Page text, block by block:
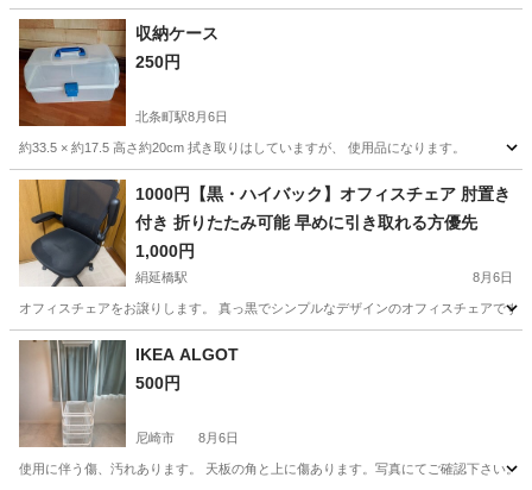
収納ケース
250円
北条町駅8月6日
約33.5 × 約17.5 高さ約20cm 拭き取りはしていますが、 使用品になります。
兵庫 加西市 北条町駅 収納家具 ケース
1000円【黒・ハイバック】オフィスチェア 肘置き
付き 折りたたみ可能 早めに引き取れる方優先
1,000円
絹延橋駅 8月6日
オフィスチェアをお譲りします。 真っ黒でシンプルなデザインのオフィスチェアで
兵庫 川西市
IKEA ALGOT
500円
尼崎市 8月6日
使用に伴う傷、汚れあります。 天板の角と上に傷あります。写真にてご確認下さい。